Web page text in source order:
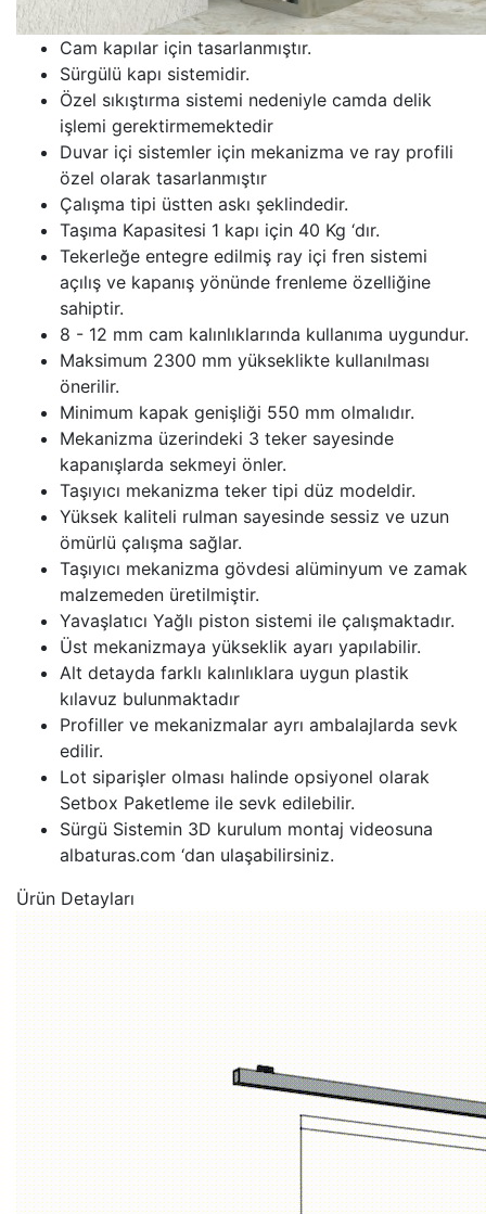
Cam kapılar için tasarlanmıştır.
Sürgülü kapı sistemidir.
Özel sıkıştırma sistemi nedeniyle camda delik
işlemi gerektirmemektedir
Duvar içi sistemler için mekanizma ve ray profili
özel olarak tasarlanmıştır
Çalışma tipi üstten askı şeklindedir.
Taşıma Kapasitesi 1 kapı için 40 Kg ‘dır.
Tekerleğe entegre edilmiş ray içi fren sistemi
açılış ve kapanış yönünde frenleme özelliğine
sahiptir.
8 - 12 mm cam kalınlıklarında kullanıma uygundur.
Maksimum 2300 mm yükseklikte kullanılması
önerilir.
Minimum kapak genişliği 550 mm olmalıdır.
Mekanizma üzerindeki 3 teker sayesinde
kapanışlarda sekmeyi önler.
Taşıyıcı mekanizma teker tipi düz modeldir.
Yüksek kaliteli rulman sayesinde sessiz ve uzun
ömürlü çalışma sağlar.
Taşıyıcı mekanizma gövdesi alüminyum ve zamak
malzemeden üretilmiştir.
Yavaşlatıcı Yağlı piston sistemi ile çalışmaktadır.
Üst mekanizmaya yükseklik ayarı yapılabilir.
Alt detayda farklı kalınlıklara uygun plastik
kılavuz bulunmaktadır
Profiller ve mekanizmalar ayrı ambalajlarda sevk
edilir.
Lot siparişler olması halinde opsiyonel olarak
Setbox Paketleme ile sevk edilebilir.
Sürgü Sistemin 3D kurulum montaj videosuna
albaturas.com ‘dan ulaşabilirsiniz.
Ürün Detayları